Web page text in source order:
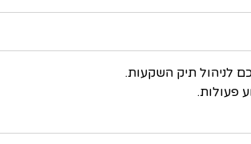
לניהול תיק השקעות.
פעולות.